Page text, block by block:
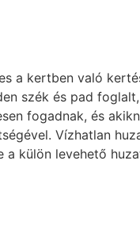
a kertben való
szék és pad
fogadnak, és
Vízhatlan
külön levehető